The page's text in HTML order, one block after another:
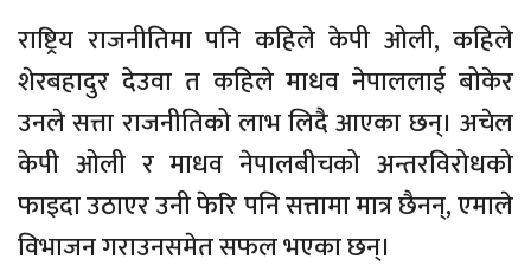
राष्ट्रिय राजनीतिमा पनि कहिले केपी ओली, कहिले
शेरबहादुर देउवा त कहिले माधव नेपाललाई बोकेर
उनले सत्ता राजनीतिको लाभ लिदै आएका छन्। अचेल
केपी ओली र माधव नेपालबीचको अन्तरविरोधको
फाइदा उठाएर उनी फेरि पनि सत्तामा मात्र छैनन्, एमाले
विभाजन गराउनसमेत सफल भएका छन्।